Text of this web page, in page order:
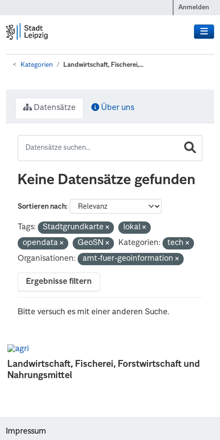
Anmelden
Kategorien Landwirtschaft, Fischerei,...
Landwirtschaft, Fischerei, Forstwirtschaft und
Nahrungsmittel
Datensätze Über uns
Keine Datensätze gefunden
Sortieren nach
Tags: Stadtgrundkarte
lokal
opendata
GeoSN Kategorien:
tech
Organisationen:
amt-fuer-geoinformation
Ergebnisse filtern
Bitte versuch es mit einer anderen Suche.
Impressum